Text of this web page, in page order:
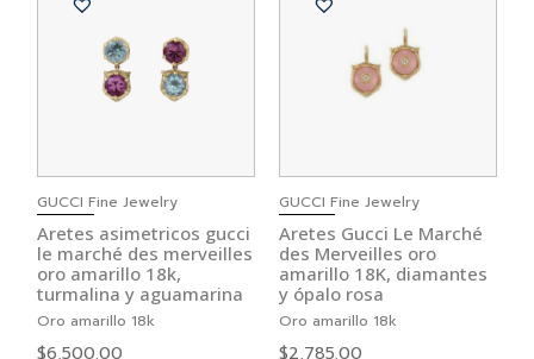
GUCCI Fine Jewelry
Aretes asimetricos gucci
le marché des merveilles
oro amarillo 18k,
turmalina y aguamarina
Oro amarillo 18k
$6,500.00
GUCCI Fine Jewelry
Aretes Gucci Le Marché
des Merveilles oro
amarillo 18K, diamantes
y ópalo rosa
Oro amarillo 18k
$2,785.00